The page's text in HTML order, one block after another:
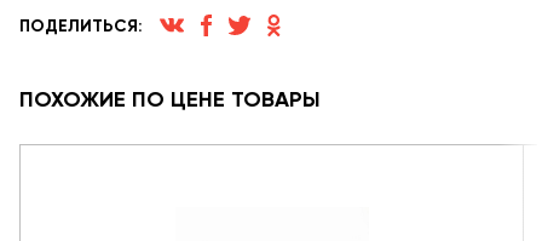
ПОДЕЛИТЬСЯ:
ПОХОЖИЕ ПО ЦЕНЕ ТОВАРЫ